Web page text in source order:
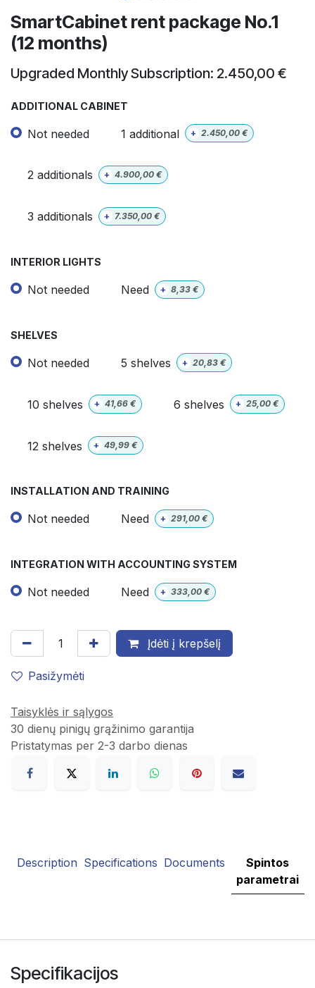
SmartCabinet rent package No.1
(12 months)
Upgraded Monthly Subscription: 2.450,00 €
ADDITIONAL CABINET
Not needed 1 additional + 2.450,00 €
2 additionals + 4.900,00 €
3 additionals + 7.350,00 €
INTERIOR LIGHTS
Not needed Need + 8,33 €
SHELVES
Not needed 5 shelves + 20,83 €
10 shelves + 41,66 € 6 shelves + 25,00€
12 shelves + 49,99 €
INSTALLATION AND TRAINING
Not needed Need + 291,00 €
INTEGRATION WITH ACCOUNTING SYSTEM
Not needed Need + 333,00 €
Įdėti į krepšelį
Pasižymėti
Taisyklės ir sąlygos
30 dienų pinigų grąžinimo garantija
Pristatymas per 2-3 darbo dienas
Description Specifications Documents
Spintos
parametrai
Specifikacijos